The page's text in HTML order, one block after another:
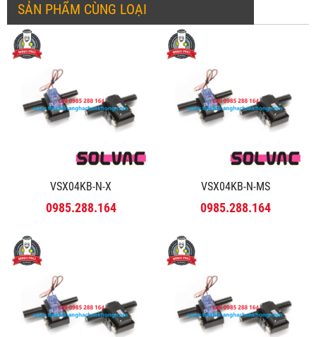
SẢN PHẨM CÙNG LOẠI
VSX04KB-N-X
0985.288.164
VSX04KB-N-MS
0985.288.164